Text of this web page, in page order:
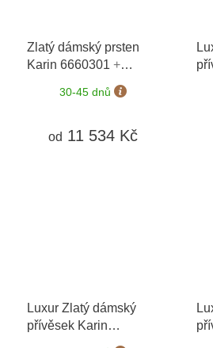
Zlatý dámský prsten
Karin 6660301 +
možnost výměny do 90
30-45 dnů
od 11 534 Kč
Luxur Zlatý dámský
přívěsek Karin
+ možnost